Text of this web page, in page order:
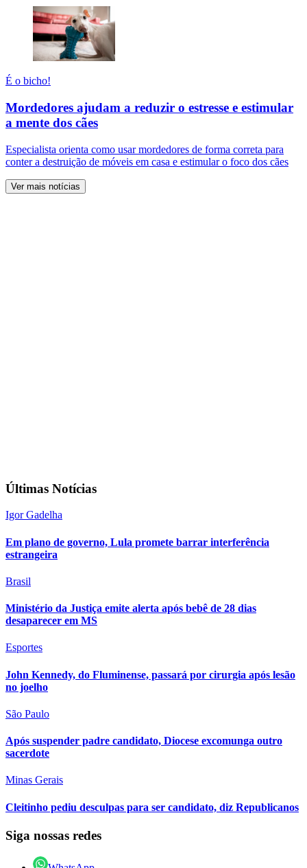
É o bicho!
Mordedores ajudam a reduzir o estresse e estimular
a mente dos cães
Especialista orienta como usar mordedores de forma correta para
conter a destruição de móveis em casa e estimular o foco dos cães
Ver mais notícias
Últimas Notícias
Igor Gadelha
Em plano de governo, Lula promete barrar interferência
estrangeira
Brasil
Ministério da Justiça emite alerta após bebê de 28 dias
desaparecer em MS
Esportes
John Kennedy, do Fluminense, passará por cirurgia após lesão
no joelho
São Paulo
Após suspender padre candidato, Diocese excomunga outro
sacerdote
Minas Gerais
Cleitinho pediu desculpas para ser candidato, diz Republicanos
Siga nossas redes